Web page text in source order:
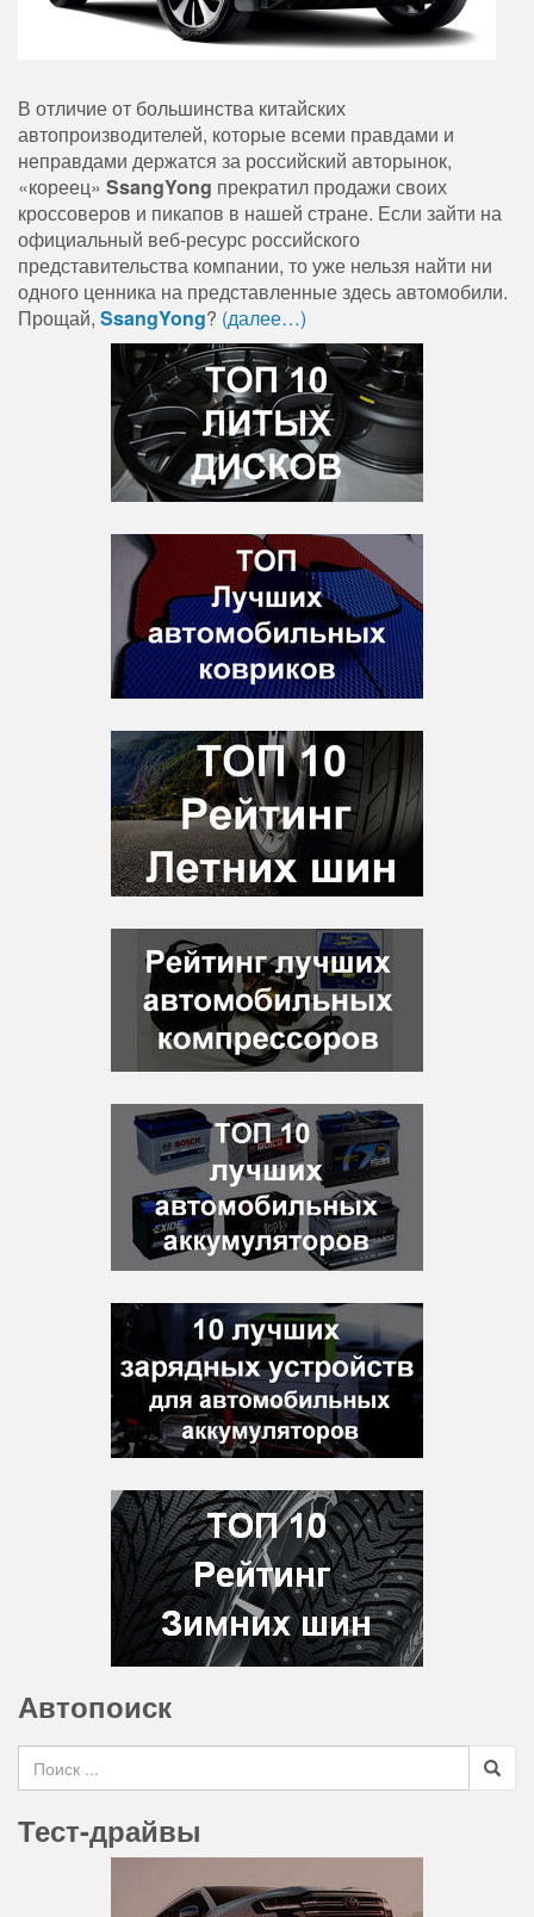
В отличие от большинства китайских
автопроизводителей, которые всеми правдами и
неправдами держатся за российский авторынок,
«кореец» SsangYong прекратил продажи своих
кроссоверов и пикапов в нашей стране. Если зайти на
официальный веб-ресурс российского
представительства компании, то уже нельзя найти ни
одного ценника на представленные здесь автомобили.
Прощай, SsangYong? (далее…)
Автопоиск
Search for
Тест-драйвы